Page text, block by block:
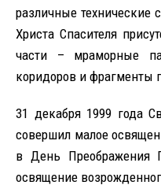
различные
Христа Спасителя
части – мраморные
коридоров и фрагменты
31 декабря 1999 года
совершил малое
в День Преображения
освящение